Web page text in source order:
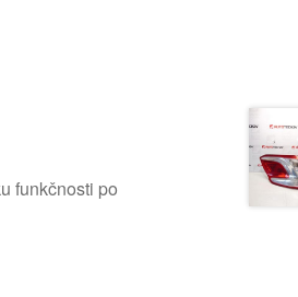
funkčnosti po